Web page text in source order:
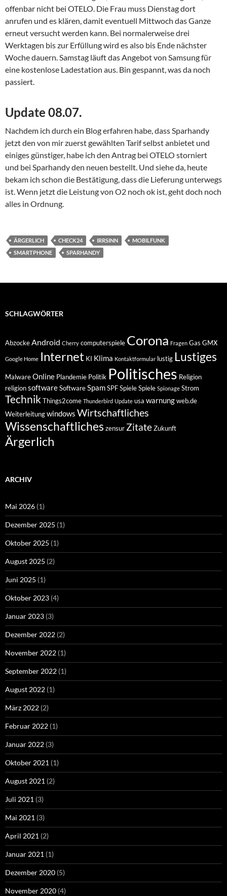
offenbar nicht bei OTELO. Die Frau muss Dienstag dort
anrufen und es klären, damit eventuell Mittwoch das Ganze
erneut versucht werden kann. Bei normalerweise drei
Werktagen bis zur Erfüllung wird es also bis Ende nächster
Woche dauern. Samstag läuft das Angebot von Samsung für
eine kostenlose Ladestation aus. Bin gespannt, was da noch
passiert.
Update 08.07.
Nachdem ich durch ein Blog erfahren habe, dass Sparhandy
jetzt den von mir zuerst gewählten Tarif selbst anbietet und
einiges günstiger, habe ich den Antrag bei OTELO storniert
und bei Sparhandy den neuen bestellt. Und siehe da, heute
bekam ich schon die Bestätigung, dass die Lieferung unterwegs
ist. Wenn jetzt die Leistung von O2 noch ok ist, geht doch noch
alles in Ordnung.
ÄRGERLICH CHECK24 IRRSINN
MOBILFUNK
SMARTPHONE
SPARHANDY
SCHLAGWÖRTER
AbzockeAndroid Cherry computerspiele Corona Fragen Gas GMX
Google Home Internet KI Klima Kontaktformular lustig Lustiges
MalwareOnline Plandemie Politik Politisches Religion
religionsoftwareSoftwareSpamSPFSpieleSpiele Spionage Strom
TechnikThings2come Thunderbird Update usa warnungweb.de
Weiterleitungwindows Wirtschaftliches
Wissenschaftliches zensur ZitateZukunft
Ärgerlich
ARCHIV
Mai 2026 (1)
Dezember 2025 (1)
Oktober 2025 (1)
August 2025 (2)
Juni 2025 (1)
Oktober 2023 (4)
Januar 2023 (3)
Dezember 2022 (2)
November 2022 (1)
September 2022 (1)
August 2022 (1)
März 2022 (2)
Februar 2022 (1)
Januar 2022 (3)
Oktober 2021 (1)
August 2021 (2)
Juli 2021 (3)
Mai 2021 (3)
April 2021 (2)
Januar 2021 (1)
Dezember 2020 (5)
November 2020 (4)